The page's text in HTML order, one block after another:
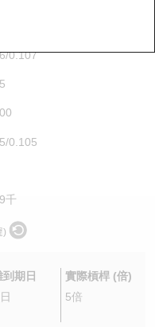
/0.107
/0.105
千
)
到期日
實際槓桿 (倍)
5倍